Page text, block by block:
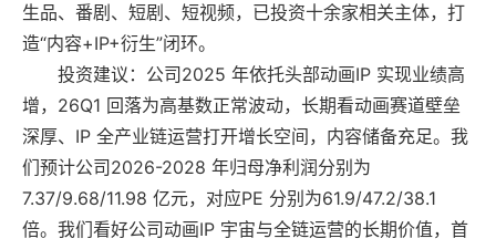
生品、番剧、短剧、短视频，已投资十余家相关主体，打
造“内容+IP+衍生”闭环。
投资建议：公司2025 年依托头部动画IP 实现业绩高
增，26Q1 回落为高基数正常波动，长期看动画赛道壁垒
深厚、IP 全产业链运营打开增长空间，内容储备充足。我
们预计公司2026-2028 年归母净利润分别为
7.37/9.68/11.98 亿元，对应PE 分别为61.9/47.2/38.1
倍。我们看好公司动画IP 宇宙与全链运营的长期价值，首